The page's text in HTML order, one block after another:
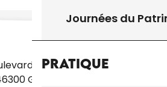
Journées du
Pratique
des Martyrs
Gourdon